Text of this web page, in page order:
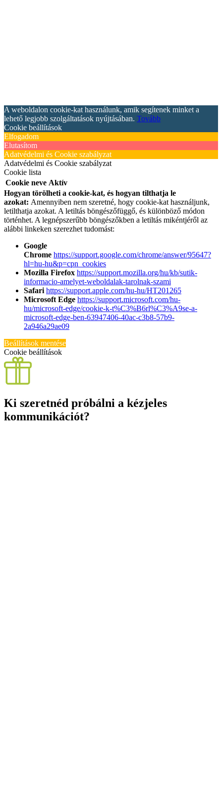
A weboldalon cookie-kat használunk, amik segítenek minket a
lehető legjobb szolgáltatások nyújtásában. Tovább
Cookie beállítások
Elfogadom
Elutasítom
Adatvédelmi és Cookie szabályzat
Adatvédelmi és Cookie szabályzat
Cookie lista
Cookie neve Aktív
Hogyan törölheti a cookie-kat, és hogyan tilthatja le
azokat: Amennyiben nem szeretné, hogy cookie-kat használjunk,
letilthatja azokat. A letiltás böngészőfüggő, és különböző módon
történhet. A legnépszerűbb böngészőkben a letiltás mikéntjéről az
alábbi linkeken szerezhet tudomást:
Google
Chrome https://support.google.com/chrome/answer/95647?
hl=hu-hu&p=cpn_cookies
Mozilla Firefox https://support.mozilla.org/hu/kb/sutik-
informacio-amelyet-weboldalak-tarolnak-szami
Safari https://support.apple.com/hu-hu/HT201265
Microsoft Edge https://support.microsoft.com/hu-
hu/microsoft-edge/cookie-k-t%C3%B6rl%C3%A9se-a-
microsoft-edge-ben-63947406-40ac-c3b8-57b9-
2a946a29ae09
Beállítások mentése
Cookie beállítások
Ki szeretnéd próbálni a kézjeles
kommunikációt?